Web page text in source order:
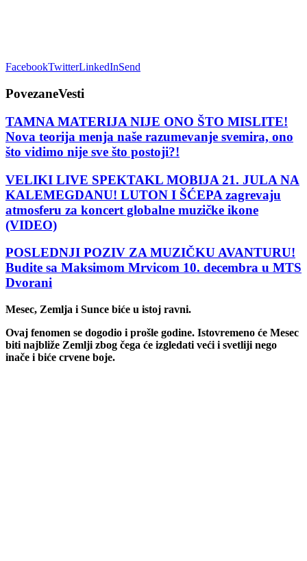
FacebookTwitterLinkedInSend
PovezaneVesti
TAMNA MATERIJA NIJE ONO ŠTO MISLITE!
Nova teorija menja naše razumevanje svemira, ono
što vidimo nije sve što postoji?!
VELIKI LIVE SPEKTAKL MOBIJA 21. JULA NA
KALEMEGDANU! LUTON I ŠĆEPA zagrevaju
atmosferu za koncert globalne muzičke ikone
(VIDEO)
POSLEDNJI POZIV ZA MUZIČKU AVANTURU!
Budite sa Maksimom Mrvicom 10. decembra u MTS
Dvorani
Mesec, Zemlja i Sunce biće u istoj ravni.
Ovaj fenomen se dogodio i prošle godine. Istovremeno će Mesec
biti najbliže Zemlji zbog čega će izgledati veći i svetliji nego
inače i biće crvene boje.